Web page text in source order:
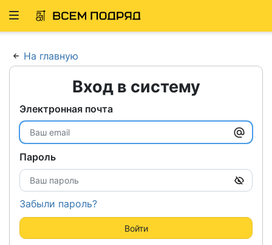
Развернуть
На главную
Вход в систему
Электронная почта
Пароль
Забыли пароль?
Войти